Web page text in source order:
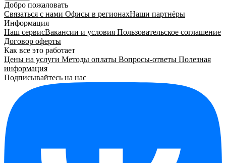
Добро пожаловать
Связаться с нами Офисы в регионахНаши партнёры
Информация
Наш сервисВакансии и условия Пользовательское соглашение
Договор оферты
Как все это работает
Цены на услуги Методы оплаты Вопросы-ответы Полезная
информация
Подписывайтесь на нас